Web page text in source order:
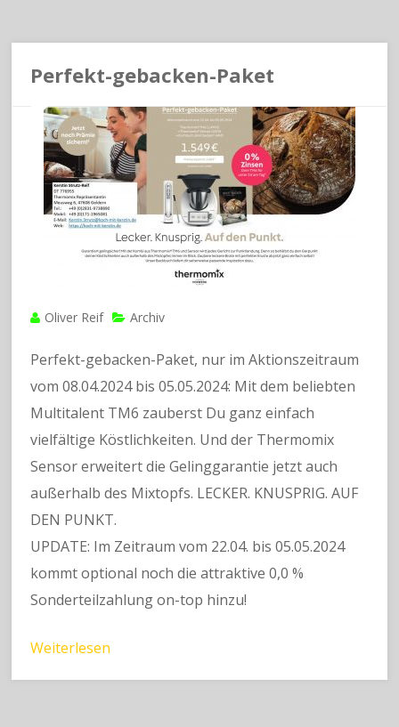
Perfekt-gebacken-Paket
Oliver Reif Archiv
Perfekt-gebacken-Paket, nur im Aktionszeitraum
vom 08.04.2024 bis 05.05.2024: Mit dem beliebten
Multitalent TM6 zauberst Du ganz einfach
vielfältige Köstlichkeiten. Und der Thermomix
Sensor erweitert die Gelinggarantie jetzt auch
außerhalb des Mixtopfs. LECKER. KNUSPRIG. AUF
DEN PUNKT.
UPDATE: Im Zeitraum vom 22.04. bis 05.05.2024
kommt optional noch die attraktive 0,0 %
Sonderteilzahlung on-top hinzu!
Weiterlesen